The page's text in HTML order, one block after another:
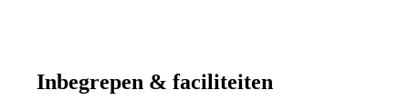
Inbegrepen & faciliteiten